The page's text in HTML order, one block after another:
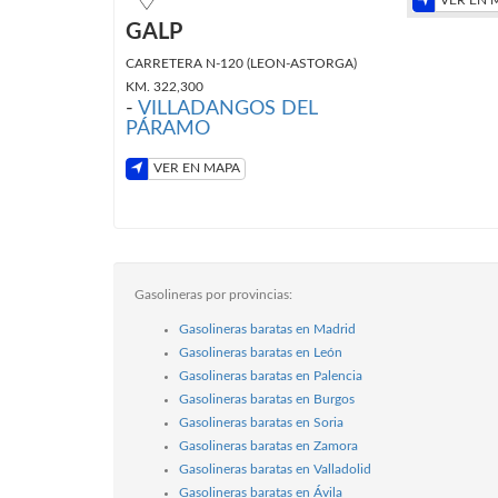
GALP
CARRETERA N-120 (LEON-ASTORGA)
KM. 322,300
- VILLADANGOS DEL
PÁRAMO
VER EN MAPA
Gasolineras por provincias:
Gasolineras baratas en Madrid
Gasolineras baratas en León
Gasolineras baratas en Palencia
Gasolineras baratas en Burgos
Gasolineras baratas en Soria
Gasolineras baratas en Zamora
Gasolineras baratas en Valladolid
Gasolineras baratas en Ávila